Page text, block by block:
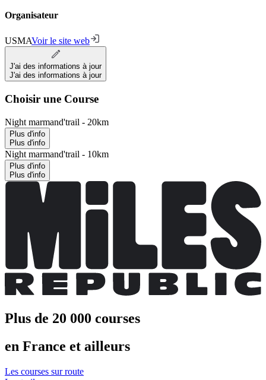
Organisateur
USMAVoir le site web
J'ai des informations à jour
J'ai des informations à jour
Choisir une Course
Night marmand'trail - 20km
Plus d'info
Plus d'info
Night marmand'trail - 10km
Plus d'info
Plus d'info
Plus de 20 000 courses
en France et ailleurs
Les courses sur route